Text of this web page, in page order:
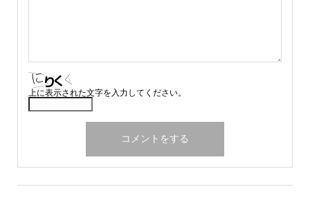
上に表示された文字を入力してください。